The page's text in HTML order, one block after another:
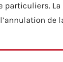
particuliers.
de